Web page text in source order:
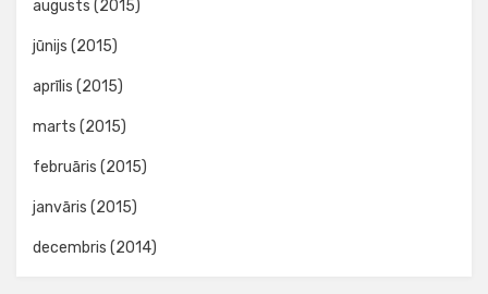
augusts (2015)
jūnijs (2015)
aprīlis (2015)
marts (2015)
februāris (2015)
janvāris (2015)
decembris (2014)